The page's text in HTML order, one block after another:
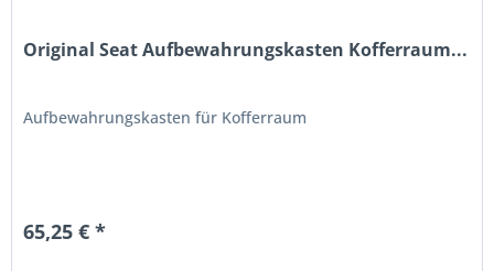
Original Seat Aufbewahrungskasten Kofferraum...
Aufbewahrungskasten für Kofferraum
65,25 € *